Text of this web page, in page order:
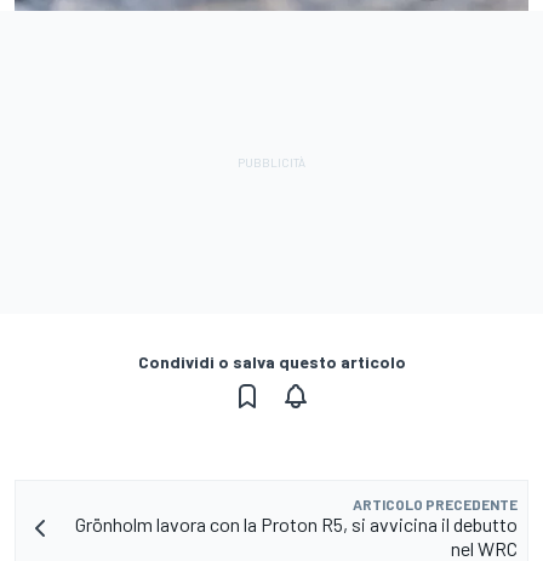
Condividi o salva questo articolo
ARTICOLO PRECEDENTE
Grönholm lavora con la Proton R5, si avvicina il debutto
nel WRC